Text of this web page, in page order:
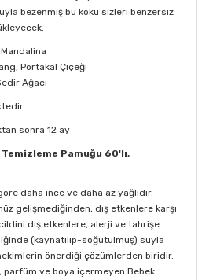
bezenmiş bu koku sizleri benzersiz
Portakal Çiçeği
Ağacı
sonra 12 ay
Temizleme Pamuğu 60'lı,
daha ince ve daha az yağlıdır.
gelişmediğinden, dış etkenlere karşı
dış etkenlere, alerji ve tahrişe
(kaynatılıp-soğutulmuş) suyla
önerdiği çözümlerden biridir.
parfüm ve boya içermeyen Bebek